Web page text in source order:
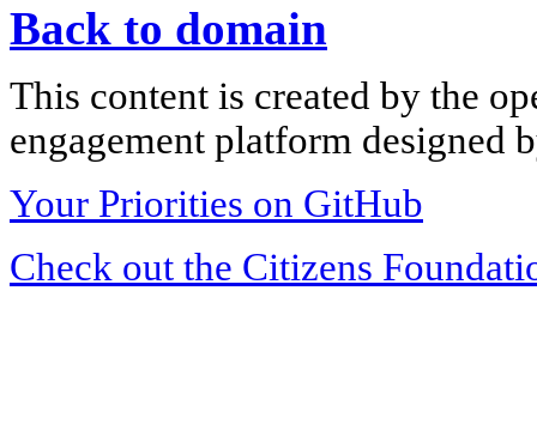
Back to domain
This content is created by the
engagement platform designed
Your Priorities on GitHub
Check out the Citizens